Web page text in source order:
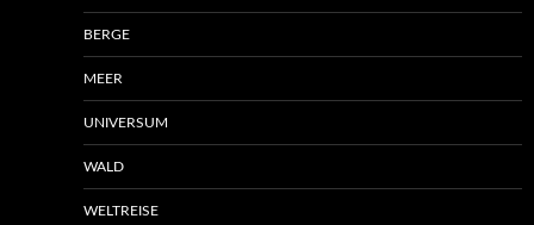
BERGE
MEER
UNIVERSUM
WALD
WELTREISE